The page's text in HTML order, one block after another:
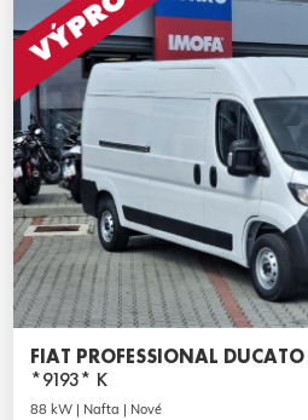
FIAT PROFESSIONAL DUCATO
*9193* K
88 kW | Nafta | Nové